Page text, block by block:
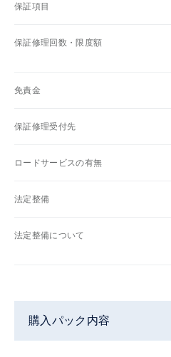
保証項目
保証修理回数・限度額
免責金
保証修理受付先
ロードサービスの有無
法定整備
法定整備について
購入パック内容